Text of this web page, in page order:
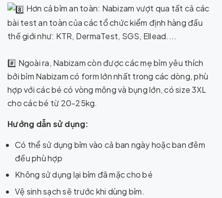
Hơn cả bỉm an toàn: Nabizam vượt qua tất cả các
bài test an toàn của các tổ chức kiểm định hàng đầu
thế giới như: KTR, DermaTest, SGS, Ellead....
#️ ⃣ Ngoài ra, Nabizam còn được các mẹ bỉm yêu thích
bởi bỉm Nabizam có form lớn nhất trong các dòng, phù
hợp với các bé có vòng mông và bụng lớn, có size 3XL
cho các bé từ 20-25kg.
Hướng dẫn sử dụng:
Có thể sử dụng bỉm vào cả ban ngày hoặc ban đêm
đều phù hợp
Không sử dụng lại bỉm đã mặc cho bé
Vệ sinh sạch sẽ trước khi dùng bỉm.